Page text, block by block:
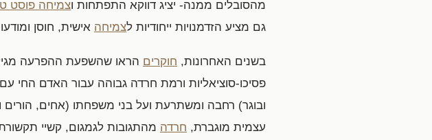
מהסובלים ממנה- יציג דווקא התפתחות וצמיחה פוסט
גם מציע הזדמנויות ייחודיות לצמיחה אישית, חוסן
בשנים האחרונות, חוקרים הראו שהשפעת ההפרעה
פסיכו-סוציאליות ורמת חרדה גבוהה עבור האדם החי
ובוגר) רחבה ומשתרעת ועל בני משפחתו (אחים, הורים
עצמית מוגברת, חרדה מהתגובות לגמגום, קשיי